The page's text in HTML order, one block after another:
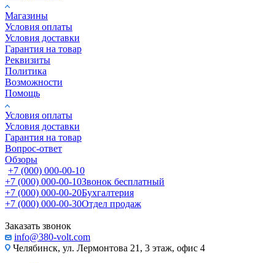
Магазины
Условия оплаты
Условия доставки
Гарантия на товар
Реквизиты
Политика
Возможности
Помощь
Условия оплаты
Условия доставки
Гарантия на товар
Вопрос-ответ
Обзоры
+7 (000) 000-00-10
+7 (000) 000-00-10Звонок бесплатный
+7 (000) 000-00-20Бухгалтерия
+7 (000) 000-00-30Отдел продаж
Заказать звонок
info@380-volt.com
Челябинск, ул. Лермонтова 21, 3 этаж, офис 4